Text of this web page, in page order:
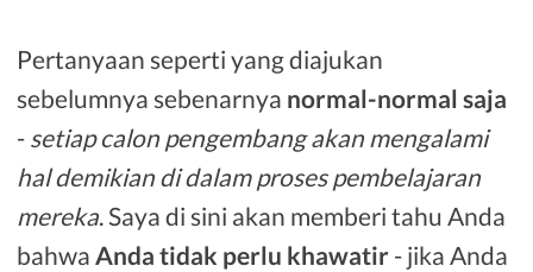
Pertanyaan seperti yang diajukan
sebelumnya sebenarnya normal-normal saja
- setiap calon pengembang akan mengalami
hal demikian di dalam proses pembelajaran
mereka. Saya di sini akan memberi tahu Anda
bahwa Anda tidak perlu khawatir - jika Anda